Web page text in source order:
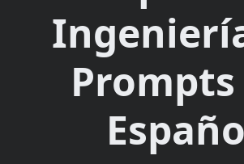
Prompts